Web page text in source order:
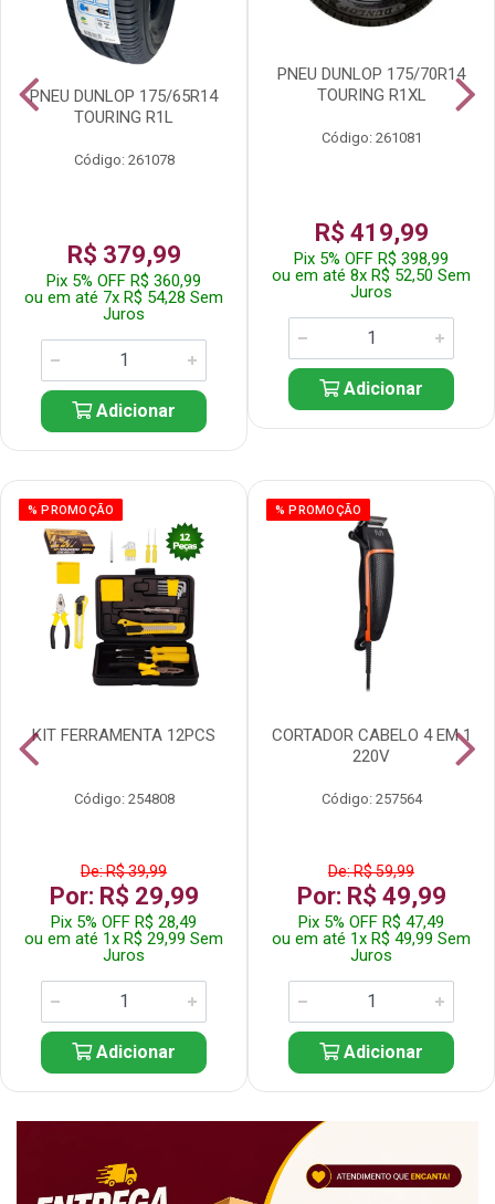
PNEU DUNLOP 175/65R14
TOURING R1L
Código: 261078
R$ 379,99
Pix 5% OFF R$ 360,99
ou em até 7x R$ 54,28 Sem
Juros
Adicionar
PNEU DUNLOP 175/70R14
TOURING R1XL
Código: 261081
R$ 419,99
Pix 5% OFF R$ 398,99
ou em até 8x R$ 52,50 Sem
Juros
Adicionar
% PROMOÇÃO
KIT FERRAMENTA 12PCS
Código: 254808
De: R$ 39,99
Por: R$ 29,99
Pix 5% OFF R$ 28,49
ou em até 1x R$ 29,99 Sem
Juros
Adicionar
% PROMOÇÃO
CORTADOR CABELO 4 EM 1
220V
Código: 257564
De: R$ 59,99
Por: R$ 49,99
Pix 5% OFF R$ 47,49
ou em até 1x R$ 49,99 Sem
Juros
Adicionar